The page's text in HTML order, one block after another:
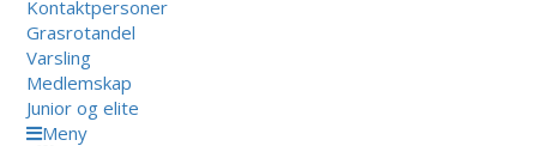
Kontaktpersoner
Grasrotandel
Varsling
Medlemskap
Junior og elite
Meny